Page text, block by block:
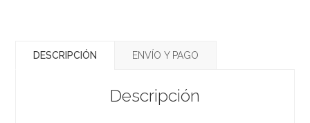
DESCRIPCIÓN ENVÍO Y PAGO
Descripción